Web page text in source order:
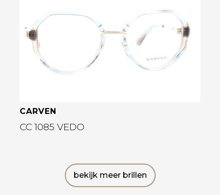
Bekijk deze bril
CARVEN
CC 1085 VEDO
bekijk meer brillen